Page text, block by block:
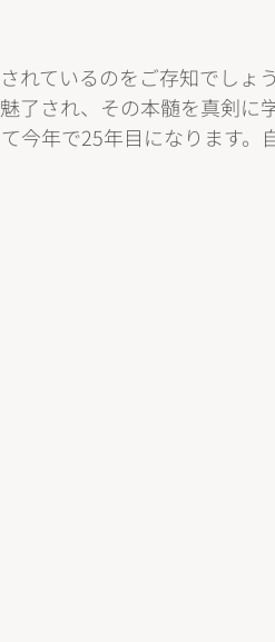
れているのをご存知でしょ
され、その本髄を真剣に
今年で25年目になります。